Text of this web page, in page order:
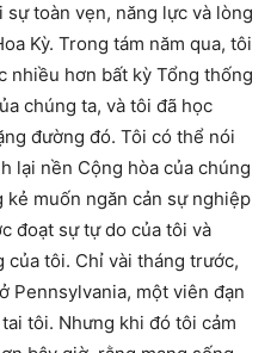
toàn vẹn, năng lực và lòng
Kỳ. Trong tám năm qua, tôi
nhiều hơn bất kỳ Tổng thống
chúng ta, và tôi đã học
đường đó. Tôi có thể nói
lại nền Cộng hòa của chúng
muốn ngăn cản sự nghiệp
đoạt sự tự do của tôi và
của tôi. Chỉ vài tháng trước,
Pennsylvania, một viên đạn
tôi. Nhưng khi đó tôi cảm